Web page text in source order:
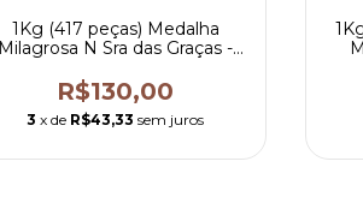
1Kg (417 peças) Medalha
Milagrosa N Sra das Graças -
R$130,00
3 x de R$43,33 sem juros